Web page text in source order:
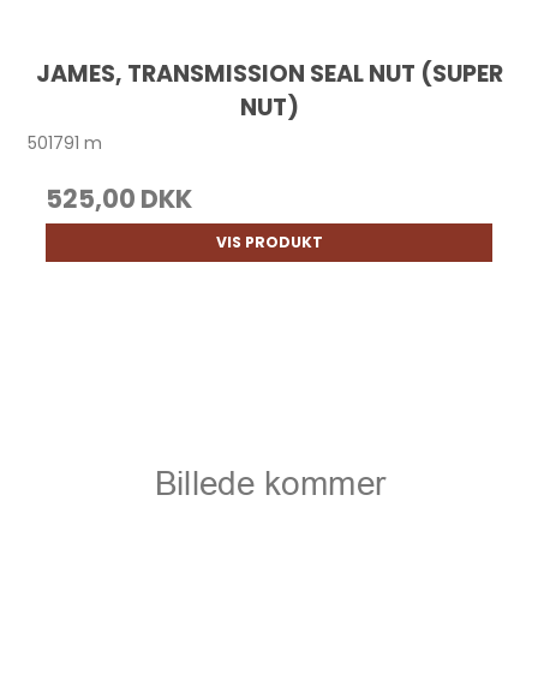
JAMES, TRANSMISSION SEAL NUT (SUPER
NUT)
501791 m
525,00 DKK
VIS PRODUKT